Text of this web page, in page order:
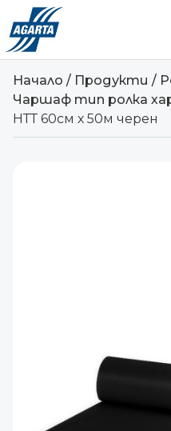
Начало / Продукти /
Чаршаф тип ролка
НТТ 60см х 50м черен